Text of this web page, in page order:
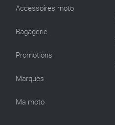
Accessoires moto
Bagagerie
Promotions
Marques
Ma moto